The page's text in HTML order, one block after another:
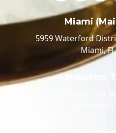
Miami
5959 Waterford
Miami,
Houston,
520 Post Oak
Houston,